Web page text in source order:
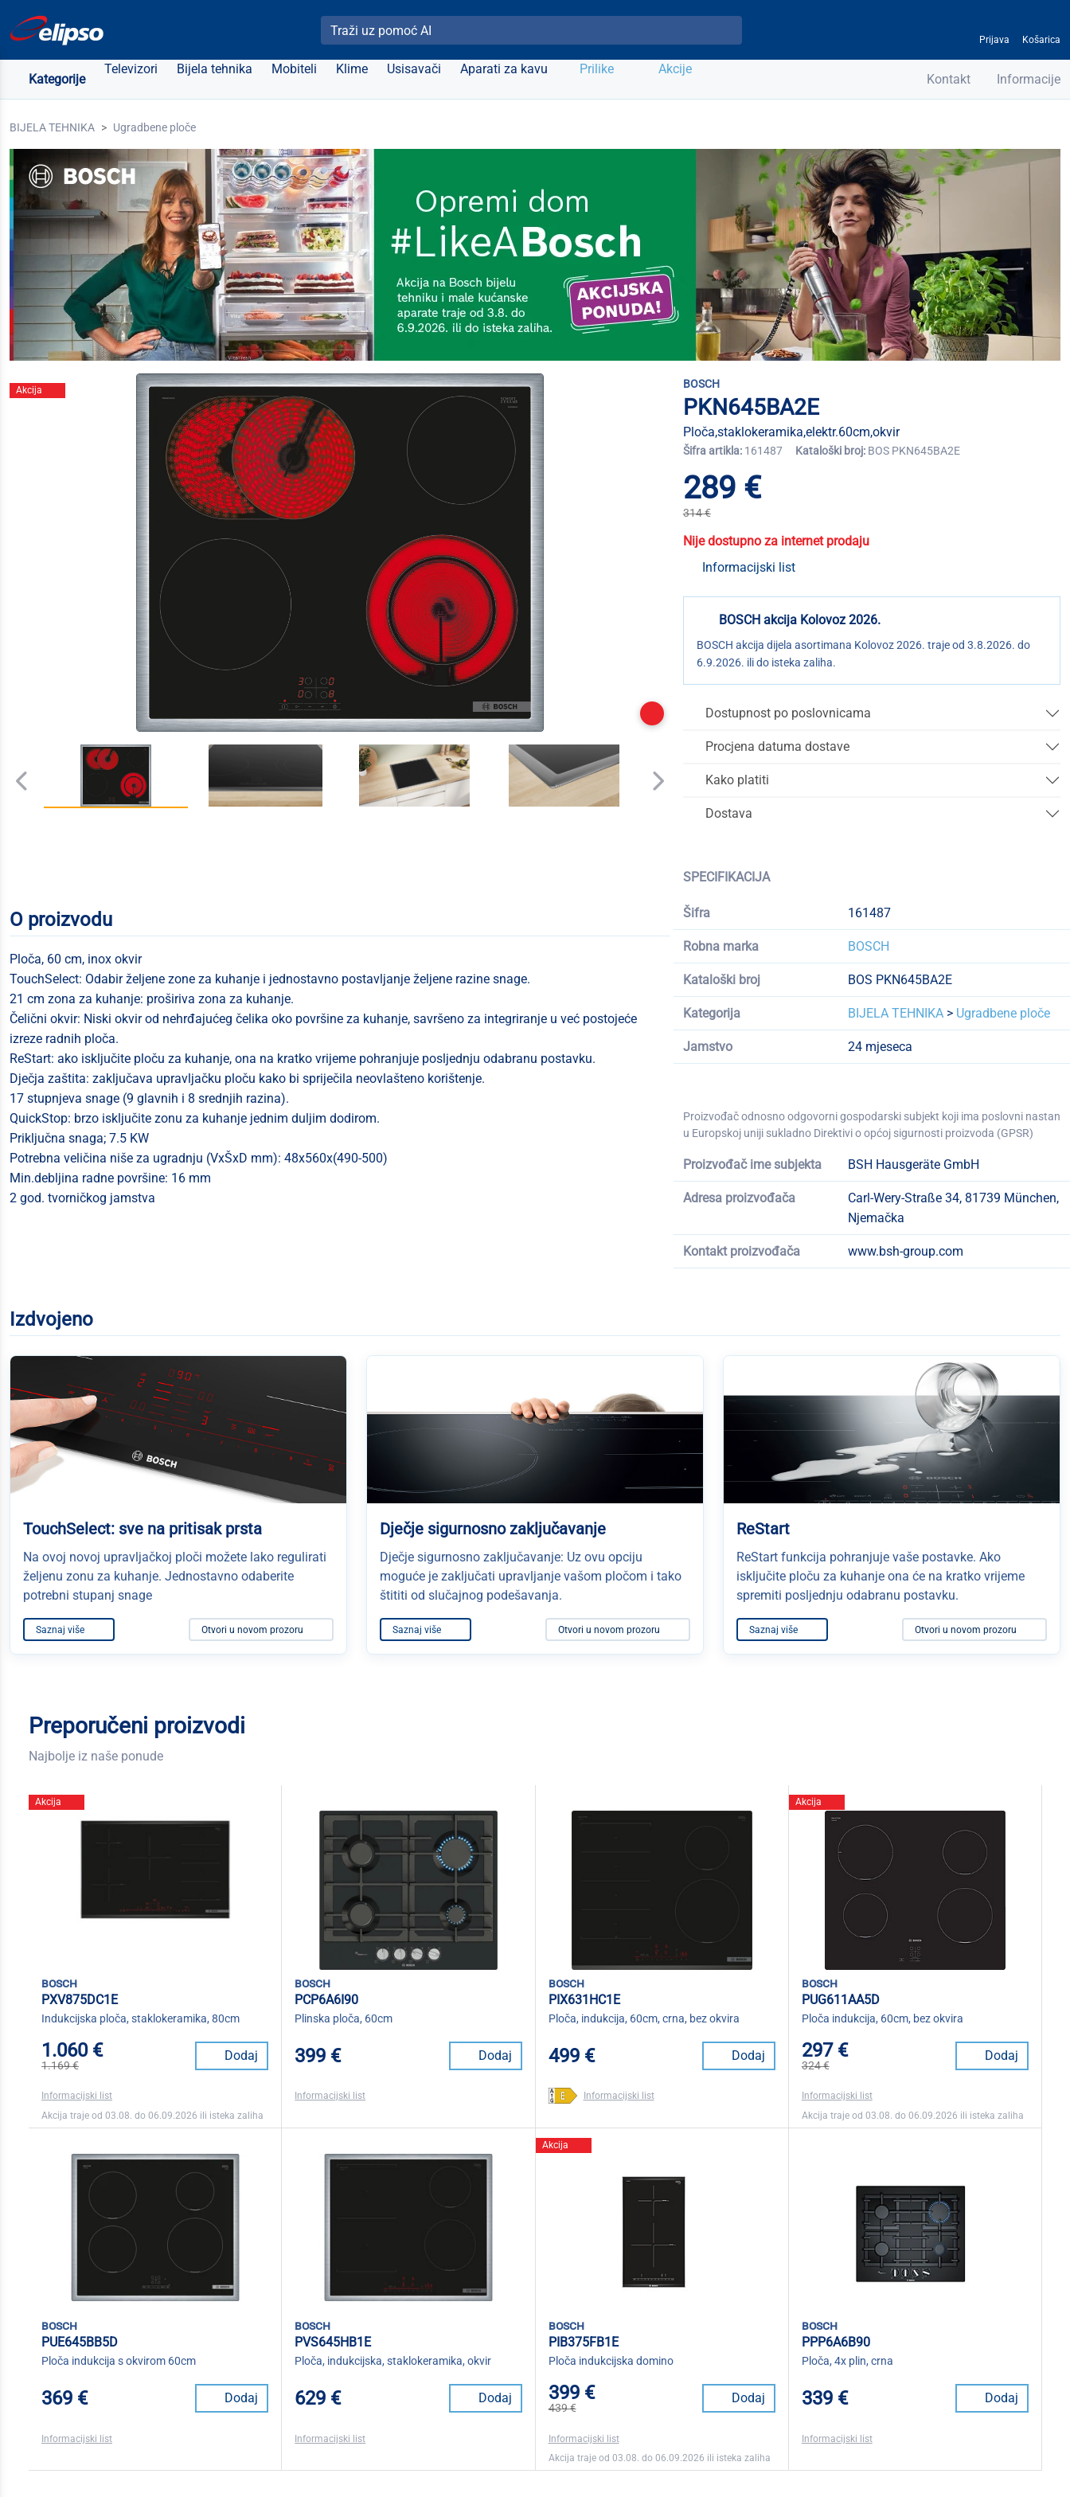
Pretraži Elipso
Prijava Košarica
Kategorije
Televizori Bijela tehnika Mobiteli Klime Usisavači Aparati za kavu Prilike Akcije
Kontakt Informacije
BIJELA TEHNIKA Ugradbene ploče
Akcija BOSCH
PKN645BA2E
Ploča,staklokeramika,elektr.60cm,okvir
Šifra artikla: 161487 Kataloški broj: BOS PKN645BA2E
289 €
314 €
Nije dostupno za internet prodaju
Informacijski list
BOSCH akcija Kolovoz 2026.
BOSCH akcija dijela asortimana Kolovoz 2026. traje od 3.8.2026. do
6.9.2026. ili do isteka zaliha.
Dostupnost po poslovnicama
Procjena datuma dostave
Kako platiti
Dostava
SPECIFIKACIJA
Šifra 161487
Robna marka BOSCH
Kataloški broj BOS PKN645BA2E
Kategorija BIJELA TEHNIKA > Ugradbene ploče
Jamstvo 24 mjeseca
Proizvođač odnosno odgovorni gospodarski subjekt koji ima poslovni nastan
u Europskoj uniji sukladno Direktivi o općoj sigurnosti proizvoda (GPSR)
Proizvođač ime subjekta BSH Hausgeräte GmbH
Adresa proizvođača
Carl-Wery-Straße 34, 81739 München,
Njemačka
Kontakt proizvođača www.bsh-group.com
O proizvodu
Ploča, 60 cm, inox okvir
TouchSelect: Odabir željene zone za kuhanje i jednostavno postavljanje željene razine snage.
21 cm zona za kuhanje: proširiva zona za kuhanje.
Čelični okvir: Niski okvir od nehrđajućeg čelika oko površine za kuhanje, savršeno za integriranje u već postojeće
izreze radnih ploča.
ReStart: ako isključite ploču za kuhanje, ona na kratko vrijeme pohranjuje posljednju odabranu postavku.
Dječja zaštita: zaključava upravljačku ploču kako bi spriječila neovlašteno korištenje.
17 stupnjeva snage (9 glavnih i 8 srednjih razina).
QuickStop: brzo isključite zonu za kuhanje jednim duljim dodirom.
Priključna snaga; 7.5 KW
Potrebna veličina niše za ugradnju (VxŠxD mm): 48x560x(490-500)
Min.debljina radne površine: 16 mm
2 god. tvorničkog jamstva
Izdvojeno
TouchSelect: sve na pritisak prsta
Na ovoj novoj upravljačkoj ploči možete lako regulirati
željenu zonu za kuhanje. Jednostavno odaberite
potrebni stupanj snage
Saznaj više Otvori u novom prozoru
Dječje sigurnosno zaključavanje
Dječje sigurnosno zaključavanje: Uz ovu opciju
moguće je zaključati upravljanje vašom pločom i tako
štititi od slučajnog podešavanja.
Saznaj više Otvori u novom prozoru
ReStart
ReStart funkcija pohranjuje vaše postavke. Ako
isključite ploču za kuhanje ona će na kratko vrijeme
spremiti posljednju odabranu postavku.
Saznaj više Otvori u novom prozoru
Preporučeni proizvodi
Najbolje iz naše ponude
Akcija
bosch
PXV875DC1E
Indukcijska ploča, staklokeramika, 80cm
1.060 €
1.169 €
Dodaj
Informacijski list
Akcija traje od 03.08. do 06.09.2026 ili isteka zaliha
bosch
PCP6A6I90
Plinska ploča, 60cm
399 € Dodaj
Informacijski list
bosch
PIX631HC1E
Ploča, indukcija, 60cm, crna, bez okvira
499 € Dodaj
Informacijski list
Akcija
bosch
PUG611AA5D
Ploča indukcija, 60cm, bez okvira
297 €
324 €
Dodaj
Informacijski list
Akcija traje od 03.08. do 06.09.2026 ili isteka zaliha
bosch
PUE645BB5D
Ploča indukcija s okvirom 60cm
369 € Dodaj
Informacijski list
bosch
PVS645HB1E
Ploča, indukcijska, staklokeramika, okvir
629 € Dodaj
Informacijski list
Akcija
bosch
PIB375FB1E
Ploča indukcijska domino
399 €
439 €
Dodaj
Informacijski list
Akcija traje od 03.08. do 06.09.2026 ili isteka zaliha
bosch
PPP6A6B90
Ploča, 4x plin, crna
339 € Dodaj
Informacijski list